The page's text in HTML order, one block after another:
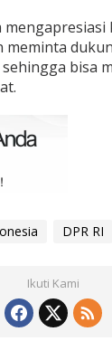
bisa
DPR RI
Ikuti Kami